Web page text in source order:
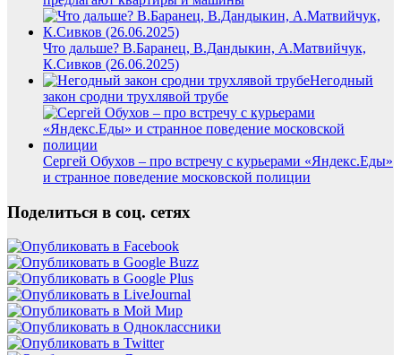
Что дальше? В.Баранец, В.Дандыкин, А.Матвийчук,
К.Сивков (26.06.2025)
Негодный
закон сродни трухлявой трубе
Сергей Обухов – про встречу с курьерами «Яндекс.Еды»
и странное поведение московской полиции
Поделиться в соц. сетях